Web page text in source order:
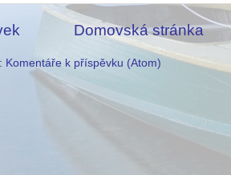
Domovská stránka
Komentáře k příspěvku (Atom)